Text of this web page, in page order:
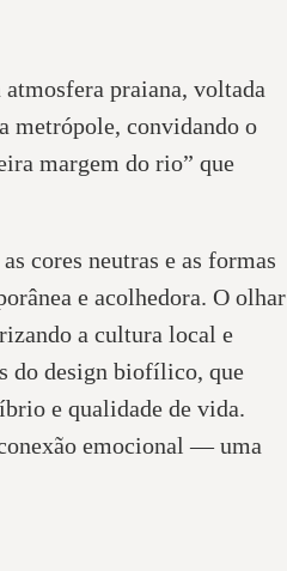
praiana, voltada
metrópole, convidando o
margem do rio” que
cores neutras e as formas
e acolhedora. O olhar
a cultura local e
do design biofílico, que
e qualidade de vida.
emocional — uma